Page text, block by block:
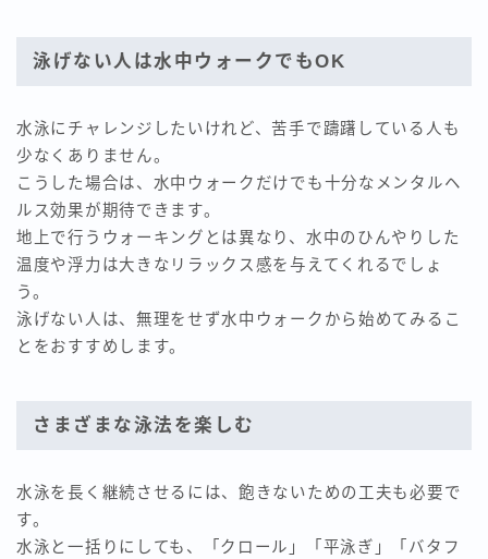
泳げない人は水中ウォークでもOK
水泳にチャレンジしたいけれど、苦手で躊躇している人も
少なくありません。
こうした場合は、水中ウォークだけでも十分なメンタルヘ
ルス効果が期待できます。
地上で行うウォーキングとは異なり、水中のひんやりした
温度や浮力は大きなリラックス感を与えてくれるでしょ
う。
泳げない人は、無理をせず水中ウォークから始めてみるこ
とをおすすめします。
さまざまな泳法を楽しむ
水泳を長く継続させるには、飽きないための工夫も必要で
す。
水泳と一括りにしても、「クロール」「平泳ぎ」「バタフ